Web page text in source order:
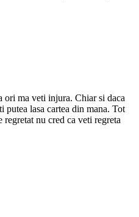
ma veti injura. Chiar si daca
lasa cartea din mana. Tot
nu cred ca veti regreta